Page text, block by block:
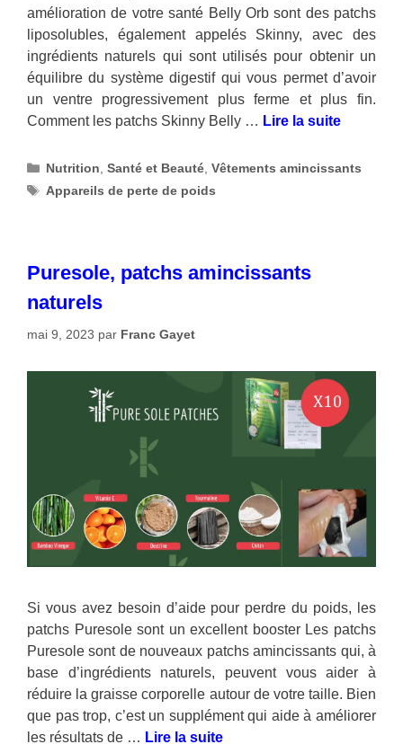
amélioration de votre santé Belly Orb sont des patchs
liposolubles, également appelés Skinny, avec des
ingrédients naturels qui sont utilisés pour obtenir un
équilibre du système digestif qui vous permet d’avoir
un ventre progressivement plus ferme et plus fin.
Comment les patchs Skinny Belly … Lire la suite
Catégories
Nutrition ,Santé et Beauté ,Vêtements amincissants
Étiquettes
Appareils de perte de poids
Puresole, patchs amincissants
naturels
mai 9, 2023 par Franc Gayet
Si vous avez besoin d’aide pour perdre du poids, les
patchs Puresole sont un excellent booster Les patchs
Puresole sont de nouveaux patchs amincissants qui, à
base d’ingrédients naturels, peuvent vous aider à
réduire la graisse corporelle autour de votre taille. Bien
que pas trop, c’est un supplément qui aide à améliorer
les résultats de … Lire la suite